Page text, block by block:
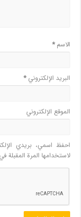
الاسم*
البريد الإلكتروني*
الموقع الإلكتروني
احفظ اسمي، بريدي
لاستخدامها المرة المقبلة